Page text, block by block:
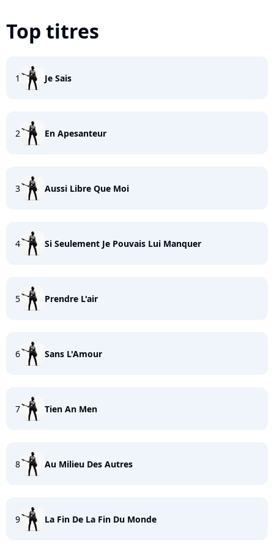
Top titres
1 Je Sais
2 En Apesanteur
3 Aussi Libre Que Moi
4 Si Seulement Je Pouvais Lui Manquer
5 Prendre L'air
6 Sans L'Amour
7 Tien An Men
8 Au Milieu Des Autres
9 La Fin De La Fin Du Monde